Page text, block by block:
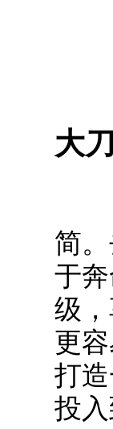
大
简
于
级
更
打
投